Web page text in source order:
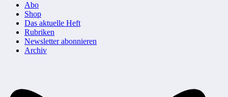
Abo
Shop
Das aktuelle Heft
Rubriken
Newsletter abonnieren
Archiv